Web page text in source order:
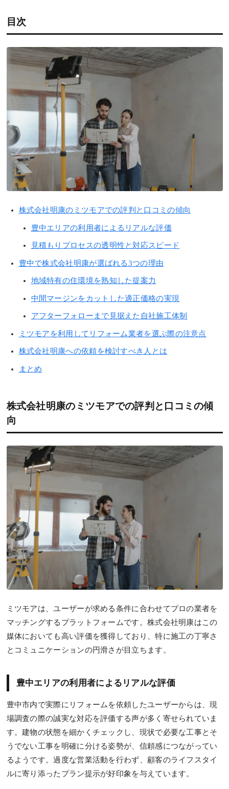
目次
株式会社明康のミツモアでの評判と口コミの傾向
豊中エリアの利用者によるリアルな評価
見積もりプロセスの透明性と対応スピード
豊中で株式会社明康が選ばれる3つの理由
地域特有の住環境を熟知した提案力
中間マージンをカットした適正価格の実現
アフターフォローまで見据えた自社施工体制
ミツモアを利用してリフォーム業者を選ぶ際の注意点
株式会社明康への依頼を検討すべき人とは
まとめ
株式会社明康のミツモアでの評判と口コミの傾
向
ミツモアは、ユーザーが求める条件に合わせてプロの業者を
マッチングするプラットフォームです。株式会社明康はこの
媒体においても高い評価を獲得しており、特に施工の丁寧さ
とコミュニケーションの円滑さが目立ちます。
豊中エリアの利用者によるリアルな評価
豊中市内で実際にリフォームを依頼したユーザーからは、現
場調査の際の誠実な対応を評価する声が多く寄せられていま
す。建物の状態を細かくチェックし、現状で必要な工事とそ
うでない工事を明確に分ける姿勢が、信頼感につながってい
るようです。過度な営業活動を行わず、顧客のライフスタイ
ルに寄り添ったプラン提示が好印象を与えています。